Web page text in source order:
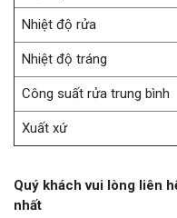
Nhiệt độ rửa
Nhiệt độ tráng
Công suất rửa trung bình
Xuất xứ
Quý khách vui lòng liên
nhất